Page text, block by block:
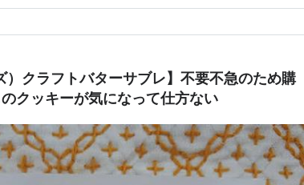
レートを買っていまし…
）クラフトバターサブレ】不要不急のため購
クッキーが気になって仕方ない